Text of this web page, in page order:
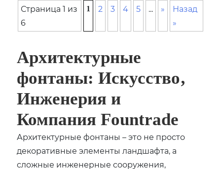
Страница 1 из
6
1 2 3 4 5 ... »
Назад
»
Архитектурные
фонтаны: Искусство‚
Инженерия и
Компания Fountrade
Архитектурные фонтаны – это не просто
декоративные элементы ландшафта‚ а
сложные инженерные сооружения‚